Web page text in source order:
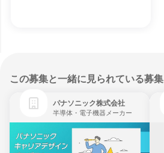
この募集と一緒に見られている募集
パナソニック株式会社
半導体・電子機器メーカー